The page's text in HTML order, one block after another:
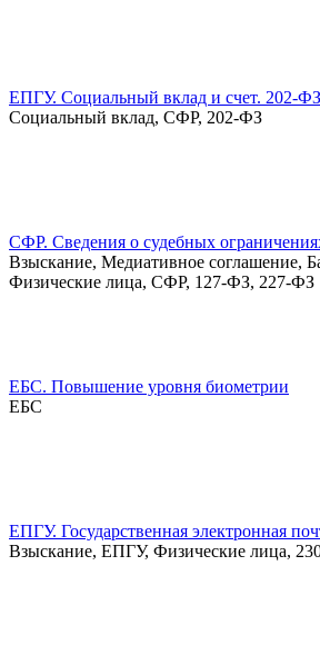
ЕПГУ. Социальный вклад и счет. 202-ФЗ
Социальный вклад, СФР, 202-ФЗ
СФР. Сведения о судебных
Взыскание, Медиативное соглашение,
Физические лица, СФР, 127-ФЗ, 227-ФЗ
ЕБС. Повышение уровня биометрии
ЕБС
ЕПГУ. Государственная электронная
Взыскание, ЕПГУ, Физические лица,